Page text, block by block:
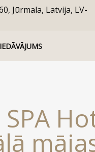
Jūrmala, Latvija, LV-